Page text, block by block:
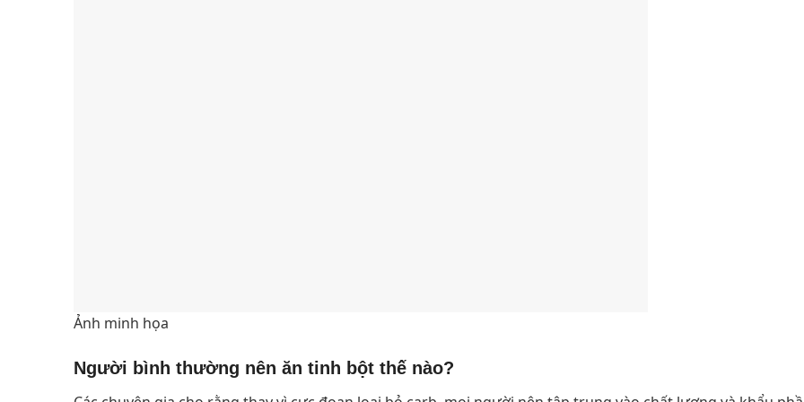
Ảnh minh họa
Người bình thường nên ăn tinh bột thế nào?